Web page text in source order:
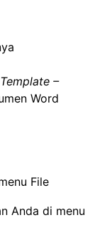
Template –
Word
File
Anda di menu